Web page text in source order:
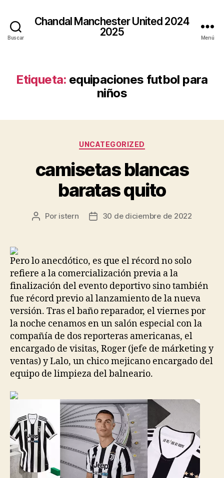
Buscar
Chandal Manchester United 2024
2025
Menú
Etiqueta: equipaciones futbol para
niños
Categorías
UNCATEGORIZED
camisetas blancas
baratas quito
Autor
Por istern
Fecha30 de diciembre de 2022
Pero lo anecdótico, es que el récord no solo
refiere a la comercialización previa a la
finalización del evento deportivo sino también
fue récord previo al lanzamiento de la nueva
versión. Tras el baño reparador, el viernes por
la noche cenamos en un salón especial con la
compañía de dos reporteras americanas, el
encargado de visitas, Roger (jefe de márketing y
ventas) y Lalo, un chico mejicano encargado del
equipo de limpieza del balneario.